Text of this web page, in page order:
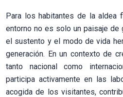
Para los habitantes de la aldea
entorno no es solo un paisaje de
el sustento y el modo de vida
generación. En un contexto de
tanto nacional como
participa activamente en las
acogida de los visitantes,